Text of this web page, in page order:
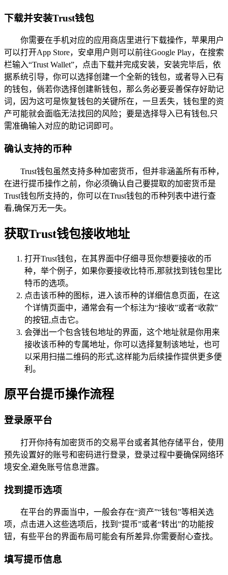
下载并安装Trust钱包
你需要在手机对应的应用商店里进行下载操作，苹果用户
可以打开App Store，安卓用户则可以前往Google Play，在搜索
栏输入“Trust Wallet”，点击下载并完成安装，安装完毕后，依
据系统引导，你可以选择创建一个全新的钱包，或者导入已有
的钱包，倘若你选择创建新钱包，那么务必要妥善保存好助记
词，因为这可是恢复钱包的关键所在，一旦丢失，钱包里的资
产可能就会面临无法找回的风险；要是选择导入已有钱包,只
需准确输入对应的助记词即可。
确认支持的币种
Trust钱包虽然支持多种加密货币，但并非涵盖所有币种，
在进行提币操作之前，你必须确认自己要提取的加密货币是
Trust钱包所支持的，你可以在Trust钱包的币种列表中进行查
看,确保万无一失。
获取Trust钱包接收地址
打开Trust钱包，在其界面中仔细寻觅你想要接收的币
种，举个例子，如果你要接收比特币,那就找到钱包里比
特币的选项。
点击该币种的图标，进入该币种的详细信息页面，在这
个详情页面中，通常会有一个标注为“接收”或者“收款”
的按钮,点击它。
会弹出一个包含钱包地址的界面，这个地址就是你用来
接收该币种的专属地址，你可以选择复制该地址，也可
以采用扫描二维码的形式,这样能为后续操作提供更多便
利。
原平台提币操作流程
登录原平台
打开你持有加密货币的交易平台或者其他存储平台，使用
预先设置好的账号和密码进行登录，登录过程中要确保网络环
境安全,避免账号信息泄露。
找到提币选项
在平台的界面当中，一般会存在“资产”“钱包”等相关选
项，点击进入这些选项后，找到“提币”或者“转出”的功能按
钮，有些平台的界面布局可能会有所差异,你需要耐心查找。
填写提币信息